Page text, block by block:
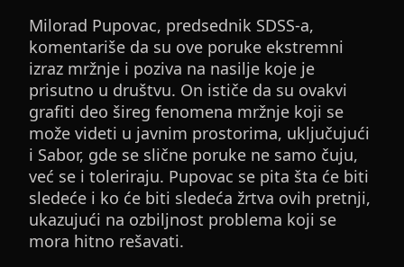
Milorad Pupovac, predsednik SDSS-a,
komentariše da su ove poruke ekstremni
izraz mržnje i poziva na nasilje koje je
prisutno u društvu. On ističe da su ovakvi
grafiti deo šireg fenomena mržnje koji se
može videti u javnim prostorima, uključujući
i Sabor, gde se slične poruke ne samo čuju,
već se i toleriraju. Pupovac se pita šta će biti
sledeće i ko će biti sledeća žrtva ovih pretnji,
ukazujući na ozbiljnost problema koji se
mora hitno rešavati.